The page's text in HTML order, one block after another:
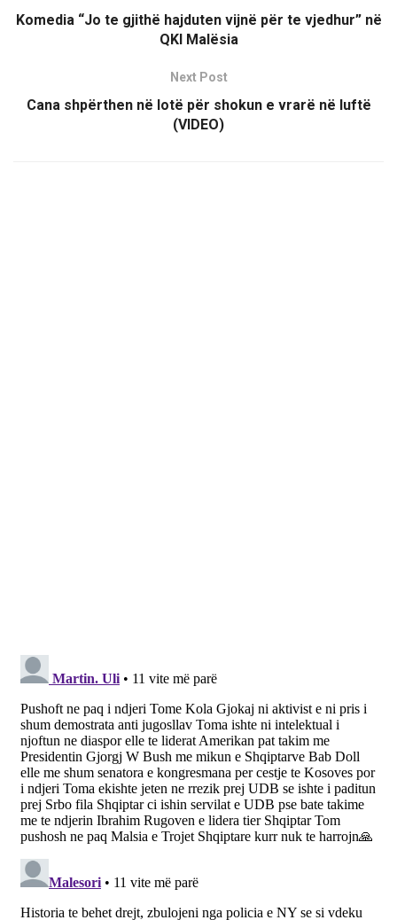
Komedia “Jo te gjithë hajduten vijnë për te vjedhur” në
QKI Malësia
Next Post
Cana shpërthen në lotë për shokun e vrarë në luftë
(VIDEO)